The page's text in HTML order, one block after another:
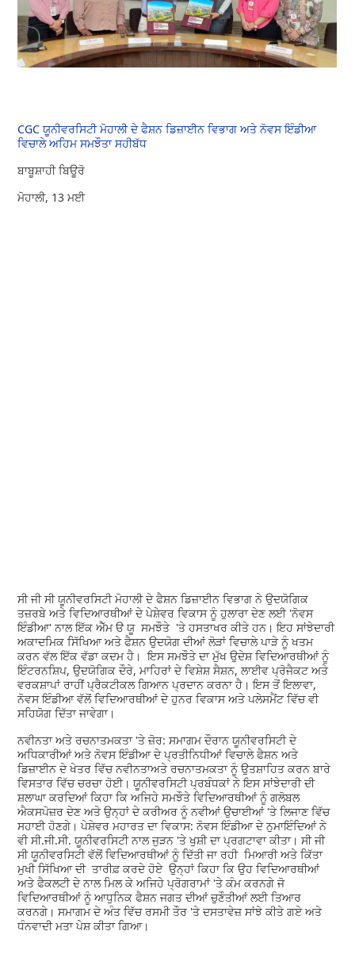
CGC ਯੂਨੀਵਰਸਿਟੀ ਮੋਹਾਲੀ ਦੇ ਫੈਸ਼ਨ ਡਿਜ਼ਾਈਨ ਵਿਭਾਗ ਅਤੇ ਨੋਵਸ ਇੰਡੀਆ
ਵਿਚਾਲੇ ਅਹਿਮ ਸਮਝੌਤਾ ਸਹੀਬੱਧ
ਬਾਬੂਸ਼ਾਹੀ ਬਿਊਰੋ
ਮੋਹਾਲੀ, 13 ਮਈ
ਸੀ ਜੀ ਸੀ ਯੂਨੀਵਰਸਿਟੀ ਮੋਹਾਲੀ ਦੇ ਫੈਸ਼ਨ ਡਿਜ਼ਾਈਨ ਵਿਭਾਗ ਨੇ ਉਦਯੋਗਿਕ
ਤਜ਼ਰਬੇ ਅਤੇ ਵਿਦਿਆਰਥੀਆਂ ਦੇ ਪੇਸ਼ੇਵਰ ਵਿਕਾਸ ਨੂੰ ਹੁਲਾਰਾ ਦੇਣ ਲਈ 'ਨੋਵਸ
ਇੰਡੀਆ' ਨਾਲ ਇੱਕ ਐੱਮ ੳ ਯੂ ਸਮਝੌਤੇ 'ਤੇ ਹਸਤਾਖਰ ਕੀਤੇ ਹਨ। ਇਹ ਸਾਂਝੇਦਾਰੀ
ਅਕਾਦਮਿਕ ਸਿੱਖਿਆ ਅਤੇ ਫੈਸ਼ਨ ਉਦਯੋਗ ਦੀਆਂ ਲੋੜਾਂ ਵਿਚਾਲੇ ਪਾੜੇ ਨੂੰ ਖਤਮ
ਕਰਨ ਵੱਲ ਇੱਕ ਵੱਡਾ ਕਦਮ ਹੈ। ਇਸ ਸਮਝੌਤੇ ਦਾ ਮੁੱਖ ਉਦੇਸ਼ ਵਿਦਿਆਰਥੀਆਂ ਨੂੰ
ਇੰਟਰਨਸ਼ਿਪ, ਉਦਯੋਗਿਕ ਦੌਰੇ, ਮਾਹਿਰਾਂ ਦੇ ਵਿਸ਼ੇਸ਼ ਸੈਸ਼ਨ, ਲਾਈਵ ਪ੍ਰੋਜੈਕਟ ਅਤੇ
ਵਰਕਸ਼ਾਪਾਂ ਰਾਹੀਂ ਪ੍ਰੈਕਟੀਕਲ ਗਿਆਨ ਪ੍ਰਦਾਨ ਕਰਨਾ ਹੈ। ਇਸ ਤੋਂ ਇਲਾਵਾ,
ਨੋਵਸ ਇੰਡੀਆ ਵੱਲੋਂ ਵਿਦਿਆਰਥੀਆਂ ਦੇ ਹੁਨਰ ਵਿਕਾਸ ਅਤੇ ਪਲੇਸਮੈਂਟ ਵਿੱਚ ਵੀ
ਸਹਿਯੋਗ ਦਿੱਤਾ ਜਾਵੇਗਾ।
ਨਵੀਨਤਾ ਅਤੇ ਰਚਨਾਤਮਕਤਾ 'ਤੇ ਜ਼ੋਰ: ਸਮਾਗਮ ਦੌਰਾਨ ਯੂਨੀਵਰਸਿਟੀ ਦੇ
ਅਧਿਕਾਰੀਆਂ ਅਤੇ ਨੋਵਸ ਇੰਡੀਆ ਦੇ ਪ੍ਰਤੀਨਿਧੀਆਂ ਵਿਚਾਲੇ ਫੈਸ਼ਨ ਅਤੇ
ਡਿਜ਼ਾਈਨ ਦੇ ਖੇਤਰ ਵਿੱਚ ਨਵੀਨਤਾਅਤੇ ਰਚਨਾਤਮਕਤਾ ਨੂੰ ਉਤਸ਼ਾਹਿਤ ਕਰਨ ਬਾਰੇ
ਵਿਸਤਾਰ ਵਿੱਚ ਚਰਚਾ ਹੋਈ। ਯੂਨੀਵਰਸਿਟੀ ਪ੍ਰਬੰਧਕਾਂ ਨੇ ਇਸ ਸਾਂਝੇਦਾਰੀ ਦੀ
ਸ਼ਲਾਘਾ ਕਰਦਿਆਂ ਕਿਹਾ ਕਿ ਅਜਿਹੇ ਸਮਝੌਤੇ ਵਿਦਿਆਰਥੀਆਂ ਨੂੰ ਗਲੋਬਲ
ਐਕਸਪੋਜ਼ਰ ਦੇਣ ਅਤੇ ਉਨ੍ਹਾਂ ਦੇ ਕਰੀਅਰ ਨੂੰ ਨਵੀਆਂ ਉਚਾਈਆਂ 'ਤੇ ਲਿਜਾਣ ਵਿੱਚ
ਸਹਾਈ ਹੋਣਗੇ। ਪੇਸ਼ੇਵਰ ਮਹਾਰਤ ਦਾ ਵਿਕਾਸ: ਨੋਵਸ ਇੰਡੀਆ ਦੇ ਨੁਮਾਇੰਦਿਆਂ ਨੇ
ਵੀ ਸੀ.ਜੀ.ਸੀ. ਯੂਨੀਵਰਸਿਟੀ ਨਾਲ ਜੁੜਨ 'ਤੇ ਖੁਸ਼ੀ ਦਾ ਪ੍ਰਗਟਾਵਾ ਕੀਤਾ। ਸੀ ਜੀ
ਸੀ ਯੂਨੀਵਰਸਿਟੀ ਵੱਲੋਂ ਵਿਦਿਆਰਥੀਆਂ ਨੂੰ ਦਿੱਤੀ ਜਾ ਰਹੀ ਮਿਆਰੀ ਅਤੇ ਕਿੱਤਾ
ਮੁਖੀ ਸਿੱਖਿਆ ਦੀ ਤਾਰੀਫ਼ ਕਰਦੇ ਹੋਏ ਉਨ੍ਹਾਂ ਕਿਹਾ ਕਿ ਉਹ ਵਿਦਿਆਰਥੀਆਂ
ਅਤੇ ਫੈਕਲਟੀ ਦੇ ਨਾਲ ਮਿਲ ਕੇ ਅਜਿਹੇ ਪ੍ਰੋਗਰਾਮਾਂ 'ਤੇ ਕੰਮ ਕਰਨਗੇ ਜੋ
ਵਿਦਿਆਰਥੀਆਂ ਨੂੰ ਆਧੁਨਿਕ ਫੈਸ਼ਨ ਜਗਤ ਦੀਆਂ ਚੁਣੌਤੀਆਂ ਲਈ ਤਿਆਰ
ਕਰਨਗੇ। ਸਮਾਗਮ ਦੇ ਅੰਤ ਵਿੱਚ ਰਸਮੀ ਤੌਰ 'ਤੇ ਦਸਤਾਵੇਜ਼ ਸਾਂਝੇ ਕੀਤੇ ਗਏ ਅਤੇ
ਧੰਨਵਾਦੀ ਮਤਾ ਪੇਸ਼ ਕੀਤਾ ਗਿਆ।